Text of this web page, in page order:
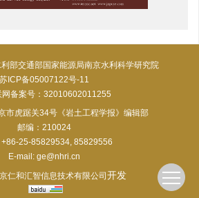
部交通部国家能源局南京水利科学研究院
苏ICP备05007122号-11
网备案号：32010602011255
市虎踞关34号《岩土工程学报》编辑部
邮编：210024
+86-25-85829534, 85829556
E-mail: ge@nhri.cn
仁和汇智信息技术有限公司 开发